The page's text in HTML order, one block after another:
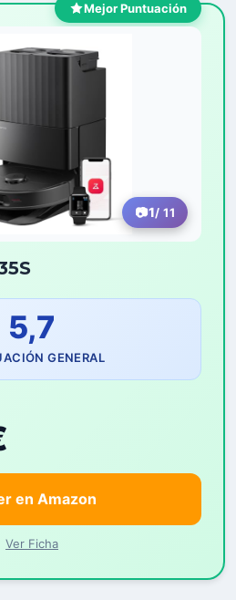
Mejor Puntuación
1/ 11
5,7
GENERAL
en Amazon
Ver Ficha